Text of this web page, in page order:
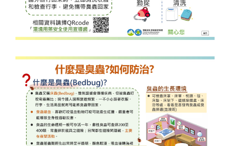
臭蟲防治指引圖卡
本圖卡說明臭蟲（床蝨）防治與旅行返國時行動：
建議國外旅行回來應立刻清洗衣物，檢查行李
如發現臭蟲蹤跡，可採曝曬、熱蒸、勤吸（吸
下方提供「環境用藥安全使用宣導網」相關資